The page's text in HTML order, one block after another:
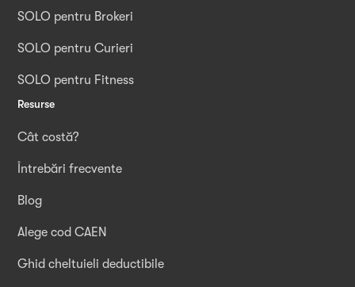
SOLO pentru Brokeri
SOLO pentru Curieri
SOLO pentru Fitness
Resurse
Cât costă?
Întrebări frecvente
Blog
Alege cod CAEN
Ghid cheltuieli deductibile